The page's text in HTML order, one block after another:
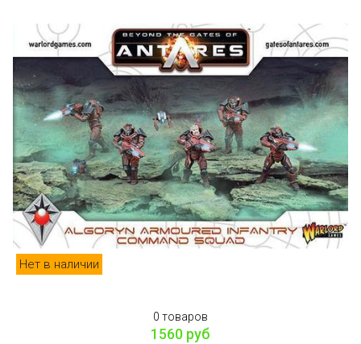
Нет в наличии
0 товаров
1560 руб